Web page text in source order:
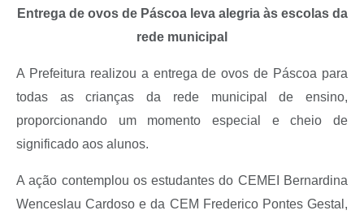
Entrega de ovos de Páscoa leva alegria às escolas da
rede municipal
A Prefeitura realizou a entrega de ovos de Páscoa para
todas as crianças da rede municipal de ensino,
proporcionando um momento especial e cheio de
significado aos alunos.
A ação contemplou os estudantes do CEMEI Bernardina
Wenceslau Cardoso e da CEM Frederico Pontes Gestal,